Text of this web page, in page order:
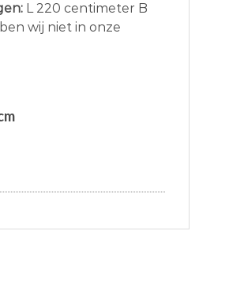
L 220 centimeter B
wij niet in onze